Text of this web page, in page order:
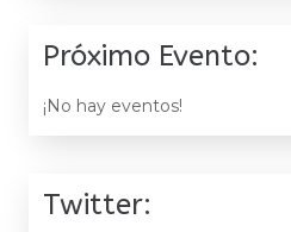
Próximo Evento:
¡No hay eventos!
Twitter: